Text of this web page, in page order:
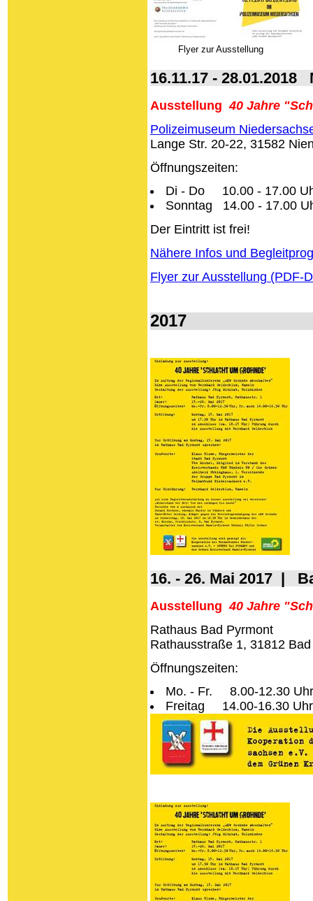
Flyer zur Ausstellung
16.11.17 - 28.01.2018
Ausstellung40 Jahre
Polizeimuseum
Lange Str. 20-22, 31582
Öffnungszeiten:
Di - Do 10.00 - 17.00
Sonntag 14.00 - 17.00
Der Eintritt ist frei!
Nähere Infos und
Flyer zur Ausstellung (PDF-
2017
16. - 26. Mai 2017 |
Ausstellung40 Jahre "
Rathaus Bad Pyrmont
Rathausstraße 1, 31812
Öffnungszeiten:
Mo. - Fr. 8.00-12.30 Uhr
Freitag 14.00-16.30 Uhr